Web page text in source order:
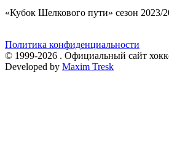
«Кубок Шелкового пути» сезон 2023/
Политика конфиденциальности
© 1999-2026 . Официальный сайт
Developed by Maxim Tresk